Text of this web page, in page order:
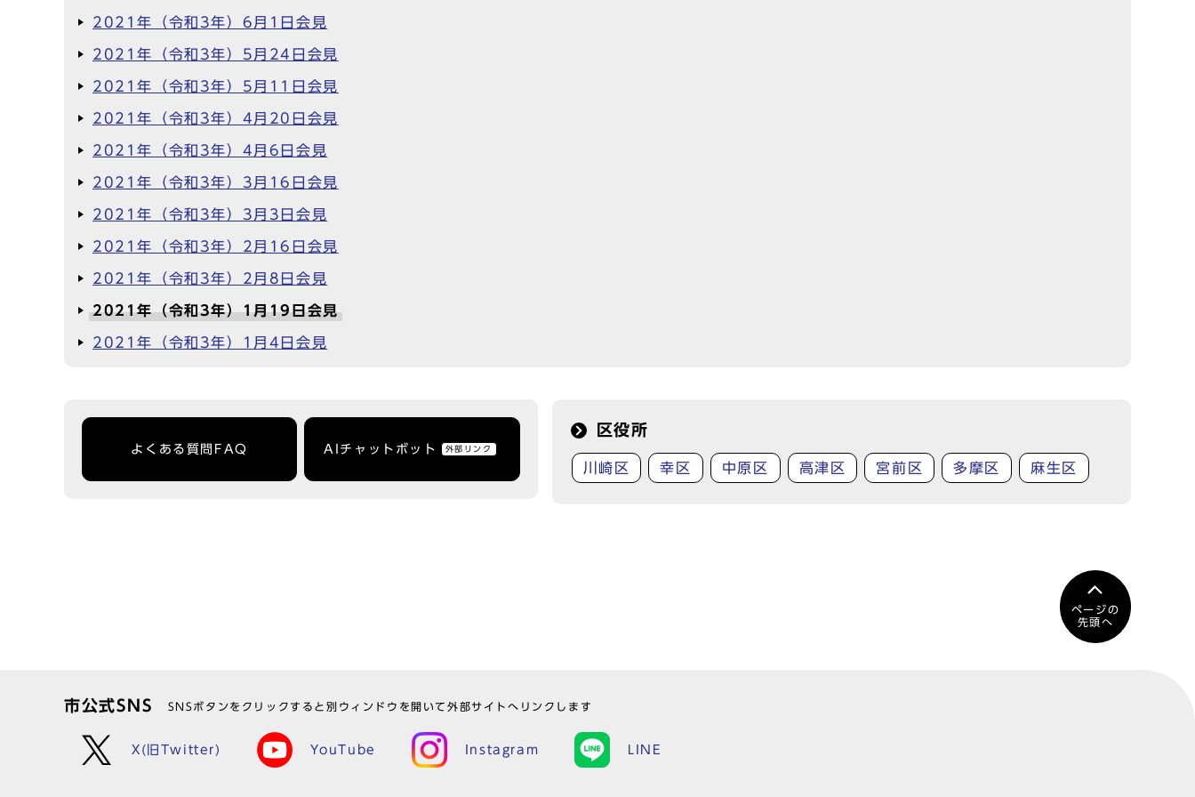
2021年（令和3年）6月1日会見
2021年（令和3年）5月24日会見
2021年（令和3年）5月11日会見
2021年（令和3年）4月20日会見
2021年（令和3年）4月6日会見
2021年（令和3年）3月16日会見
2021年（令和3年）3月3日会見
2021年（令和3年）2月16日会見
2021年（令和3年）2月8日会見
2021年（令和3年）1月19日会見
2021年（令和3年）1月4日会見
よくある質問FAQ AIチャットボット 外部リンク
区役所
川崎区 幸区 中原区 高津区 宮前区 多摩区 麻生区
ページの
先頭へ
市公式SNS SNSボタンをクリックすると別ウィンドウを開いて外部サイトへリンクします
X(旧Twitter) YouTube Instagram LINE